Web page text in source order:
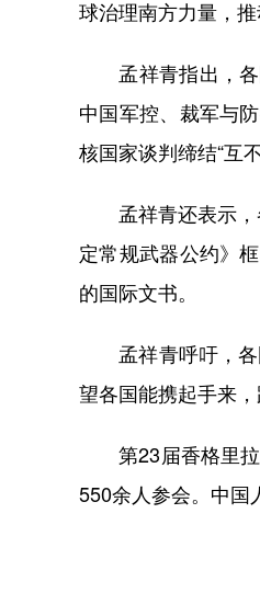
球治理南方力量，
孟祥青指出，各
中国军控、裁军与
核国家谈判缔结“互
孟祥青还表示，各
定常规武器公约》
的国际文书。
孟祥青呼吁，各国
望各国能携起手来
第23届香格里拉
550余人参会。中国